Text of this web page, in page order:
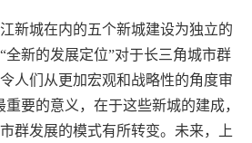
新城在内的五个新城建设为独立的
全新的发展定位”对于长三角城市群
人们从更加宏观和战略性的角度审
要的意义，在于这些新城的建成，
群发展的模式有所转变。未来，上